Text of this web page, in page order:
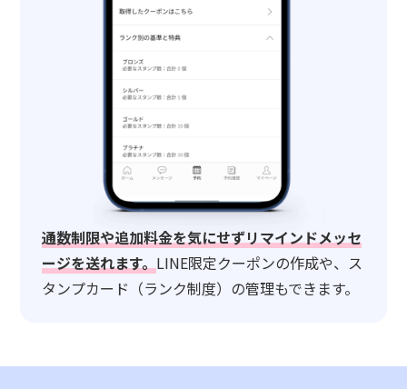
通数制限や追加料金を気にせずリマインドメッセ
ージを送れます。LINE限定クーポンの作成や、ス
タンプカード（ランク制度）の管理もできます。